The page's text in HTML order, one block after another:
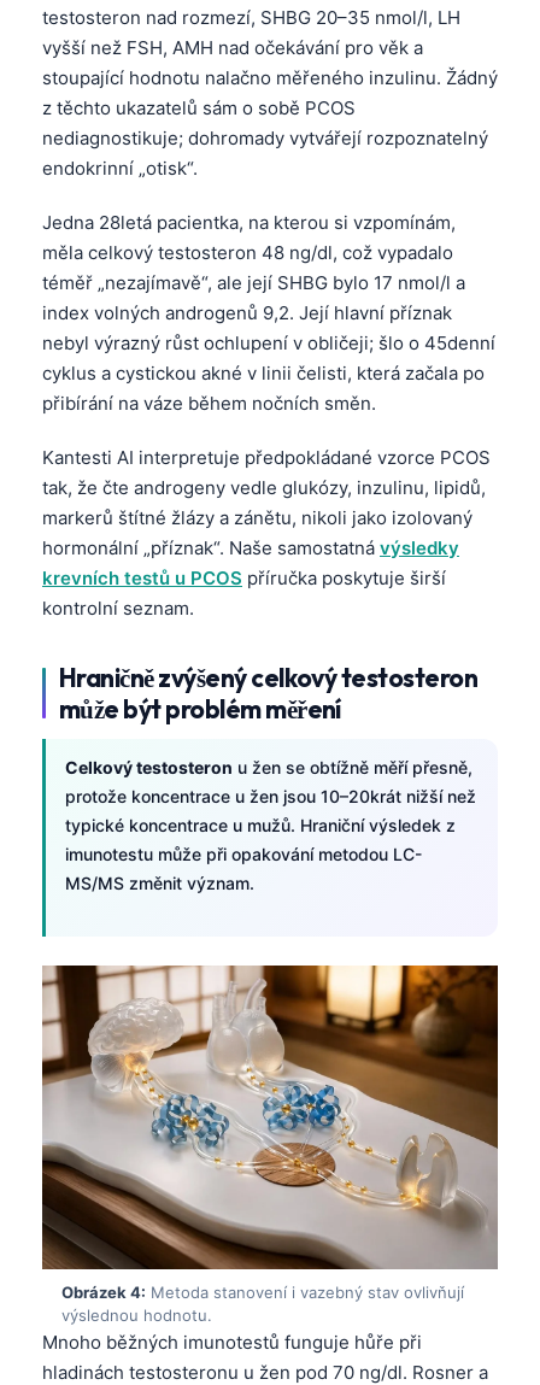
testosteron nad rozmezí, SHBG 20–35 nmol/l, LH
vyšší než FSH, AMH nad očekávání pro věk a
stoupající hodnotu nalačno měřeného inzulinu. Žádný
z těchto ukazatelů sám o sobě PCOS
nediagnostikuje; dohromady vytvářejí rozpoznatelný
endokrinní „otisk“.
Jedna 28letá pacientka, na kterou si vzpomínám,
měla celkový testosteron 48 ng/dl, což vypadalo
téměř „nezajímavě“, ale její SHBG bylo 17 nmol/l a
index volných androgenů 9,2. Její hlavní příznak
nebyl výrazný růst ochlupení v obličeji; šlo o 45denní
cyklus a cystickou akné v linii čelisti, která začala po
přibírání na váze během nočních směn.
Kantesti AI interpretuje předpokládané vzorce PCOS
tak, že čte androgeny vedle glukózy, inzulinu, lipidů,
markerů štítné žlázy a zánětu, nikoli jako izolovaný
hormonální „příznak“. Naše samostatná výsledky
krevních testů u PCOS příručka poskytuje širší
kontrolní seznam.
Hraničně zvýšený celkový testosteron
může být problém měření
Celkový testosteron u žen se obtížně měří přesně,
protože koncentrace u žen jsou 10–20krát nižší než
typické koncentrace u mužů. Hraniční výsledek z
imunotestu může při opakování metodou LC-
MS/MS změnit význam.
Obrázek 4: Metoda stanovení i vazebný stav ovlivňují
výslednou hodnotu.
Mnoho běžných imunotestů funguje hůře při
hladinách testosteronu u žen pod 70 ng/dl. Rosner a